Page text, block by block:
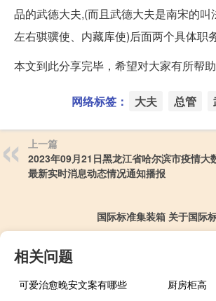
品的武德大夫,(而且武德大夫是南宋的叫
左右骐骥使、内藏库使)后面两个具体职
本文到此分享完毕，希望对大家有所帮助
网络标签： 大夫 总管
上一篇
2023年09月21日黑龙江省哈尔滨市疫情大
最新实时消息动态情况通知播报
国际标准集装箱 关于国际
相关问题
可爱治愈晚安文案有哪些
厨房柜高